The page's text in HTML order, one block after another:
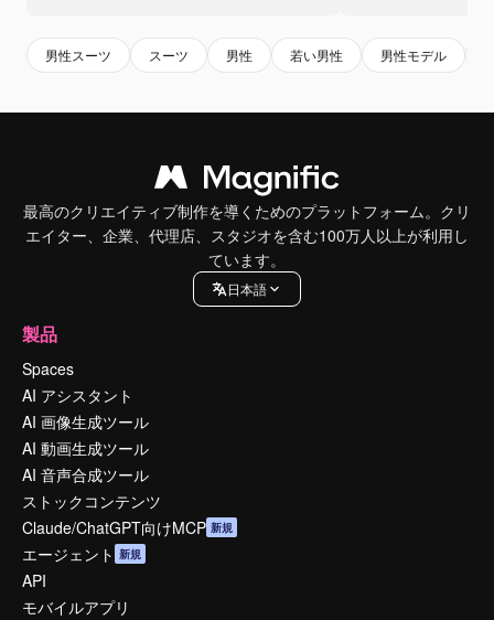
男性スーツ スーツ 男性 若い男性 男性モデル
最高のクリエイティブ制作を導くためのプラットフォーム。クリ
エイター、企業、代理店、スタジオを含む100万人以上が利用し
ています。
日本語
製品
Spaces
AI アシスタント
AI 画像生成ツール
AI 動画生成ツール
AI 音声合成ツール
ストックコンテンツ
Claude/ChatGPT向けMCP 新規
エージェント 新規
API
モバイルアプリ